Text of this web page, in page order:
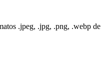
.jpeg, .jpg, .png, .webp de